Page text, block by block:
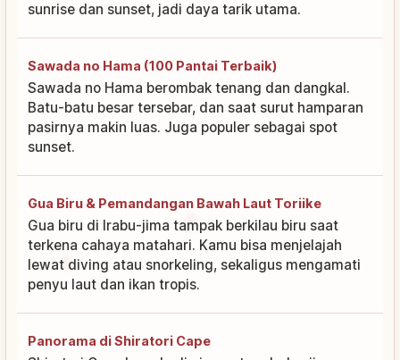
sunrise dan sunset, jadi daya tarik utama.
Sawada no Hama (100 Pantai Terbaik)
Sawada no Hama berombak tenang dan dangkal.
Batu-batu besar tersebar, dan saat surut hamparan
pasirnya makin luas. Juga populer sebagai spot
sunset.
Gua Biru & Pemandangan Bawah Laut Toriike
Gua biru di Irabu-jima tampak berkilau biru saat
terkena cahaya matahari. Kamu bisa menjelajah
lewat diving atau snorkeling, sekaligus mengamati
penyu laut dan ikan tropis.
Panorama di Shiratori Cape